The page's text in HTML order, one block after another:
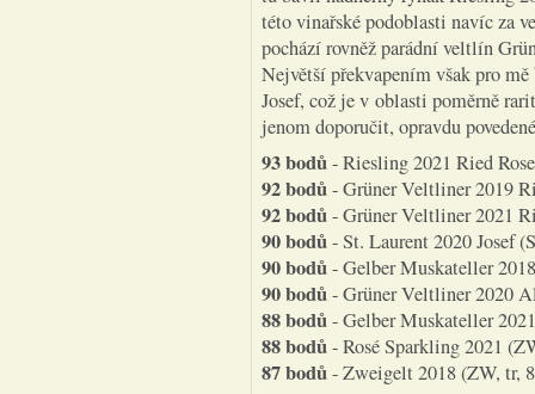
této vinařské podoblasti navíc za
pochází rovněž parádní veltlín
Největší překvapením však pro
Josef, což je v oblasti poměrně
jenom doporučit, opravdu
93 bodů- Riesling 2021 Ried
92 bodů- Grüner Veltliner 2019
92 bodů- Grüner Veltliner 2021
90 bodů- St. Laurent 2020 Josef
90 bodů- Gelber Muskateller
90 bodů- Grüner Veltliner 2020
88 bodů- Gelber Muskateller
88 bodů- Rosé Sparkling 2021
87 bodů- Zweigelt 2018 (ZW, tr,